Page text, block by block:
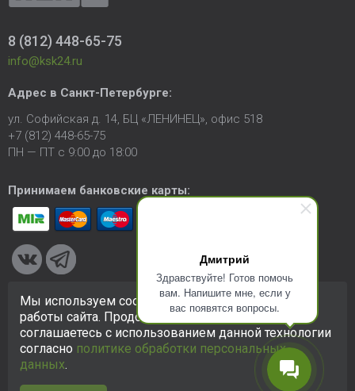
Дмитрий
Здравствуйте! Готов помочь
вам. Напишите мне, если у
вас появятся вопросы.
8 (812) 448-65-75
info@ksk24.ru
Адрес в Санкт-Петербурге:
ул. Софийская д. 14, БЦ «ЛЕНИНЕЦ», офис 518
+7 (812) 448-65-75
ПН — ПТ с 9:00 до 18:00
Принимаем банковские карты:
© 2005-2026 ООО «КСК». Сайт https://ksk24.ruсоздан
исключительно в информационных целях и любая информация
на сайте не является публичной офертой.Политика в
отношении персональных данных
Мы используем cookie-файлы для улучшения
работы сайта. Продолжая использовать сайт, вы
соглашаетесь с использованием данной технологии
согласно политике обработки персональных
данных.